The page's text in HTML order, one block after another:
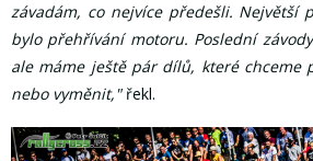
závadám, co nejvíce předešli. Největší
bylo přehřívání motoru. Poslední
ale máme ještě pár dílů, které chceme
nebo vyměnit," řekl.